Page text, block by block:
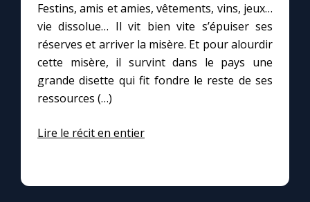
Festins, amis et amies, vêtements, vins, jeux…
vie dissolue… Il vit bien vite s’épuiser ses
réserves et arriver la misère. Et pour alourdir
cette misère, il survint dans le pays une
grande disette qui fit fondre le reste de ses
ressources (…)
Lire le récit en entier